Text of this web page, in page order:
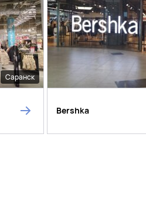
Саранск
Bershka